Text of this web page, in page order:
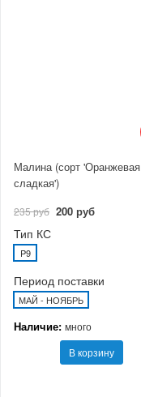
Малина (сорт 'Оранжевая
сладкая')
235 руб 200 руб
Тип КС
P9
Период поставки
МАЙ - НОЯБРЬ
Наличие: много
В корзину